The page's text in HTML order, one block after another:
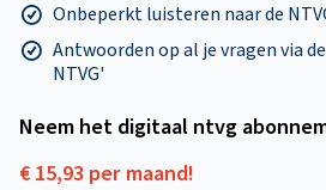
Onbeperkt luisteren naar de
Antwoorden op al je vragen via
NTVG'
Neem het digitaal ntvg
€ 15,93 per maand!